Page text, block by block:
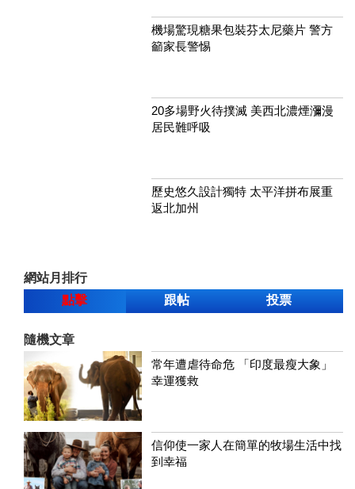
機場驚現糖果包裝芬太尼藥片 警方
籲家長警惕
20多場野火待撲滅 美西北濃煙瀰漫
居民難呼吸
歷史悠久設計獨特 太平洋拼布展重
返北加州
網站月排行
點擊
跟帖 投票
隨機文章
常年遭虐待命危 「印度最瘦大象」
幸運獲救
信仰使一家人在簡單的牧場生活中找
到幸福